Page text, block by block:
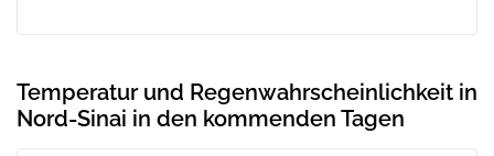
Temperatur und Regenwahrscheinlichkeit in
Nord-Sinai in den kommenden Tagen